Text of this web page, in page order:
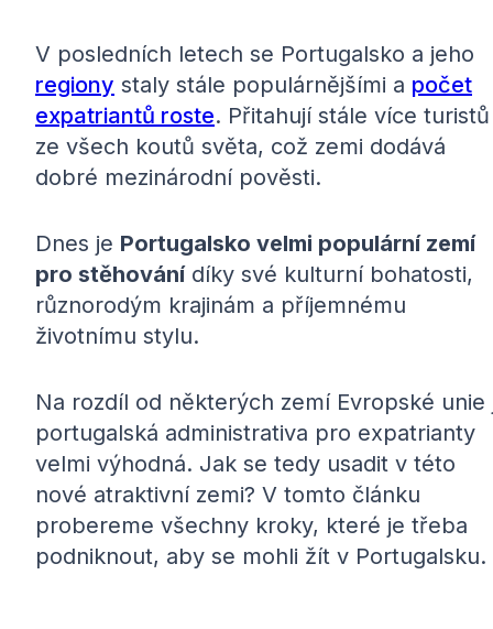
V posledních letech se Portugalsko a jeho
regiony staly stále populárnějšími a počet
expatriantů roste. Přitahují stále více turistů
ze všech koutů světa, což zemi dodává
dobré mezinárodní pověsti.
Dnes je Portugalsko velmi populární zemí
pro stěhovánídíky své kulturní bohatosti,
různorodým krajinám a příjemnému
životnímu stylu.
Na rozdíl od některých zemí Evropské unie
portugalská administrativa pro expatrianty
velmi výhodná. Jak se tedy usadit v této
nové atraktivní zemi? V tomto článku
probereme všechny kroky, které je třeba
podniknout, aby se mohli žít v Portugalsku.